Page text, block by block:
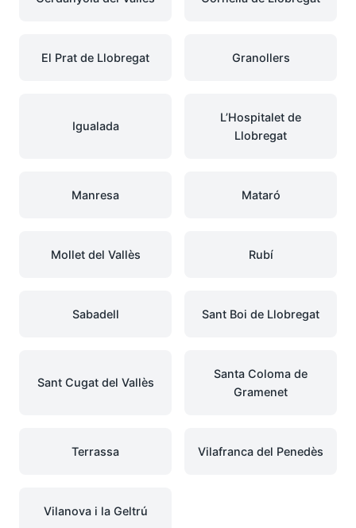
El Prat de Llobregat Granollers
Igualada
L’Hospitalet de
Llobregat
Manresa Mataró
Mollet del Vallès Rubí
Sabadell Sant Boi de Llobregat
Sant Cugat del Vallès
Santa Coloma de
Gramenet
Terrassa Vilafranca del Penedès
Vilanova i la Geltrú